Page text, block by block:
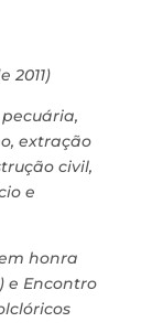
2011)
extração
civil,
e
honra
e Encontro